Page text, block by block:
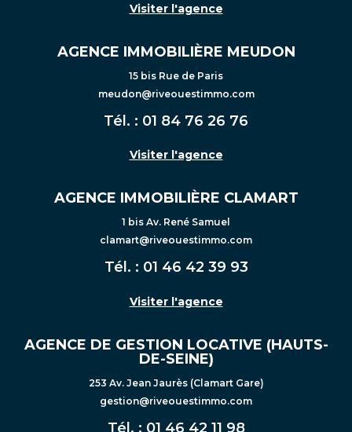
Visiter l'agence
AGENCE IMMOBILIÈRE MEUDON
15 bis Rue de Paris
meudon@riveouestimmo.com
Tél. : 01 84 76 26 76
Visiter l'agence
AGENCE IMMOBILIÈRE CLAMART
1 bis Av. René Samuel
clamart@riveouestimmo.com
Tél. : 01 46 42 39 93
Visiter l'agence
AGENCE DE GESTION LOCATIVE (HAUTS-
DE-SEINE)
253 Av. Jean Jaurès (Clamart Gare)
gestion@riveouestimmo.com
Tél. : 01 46 42 11 98